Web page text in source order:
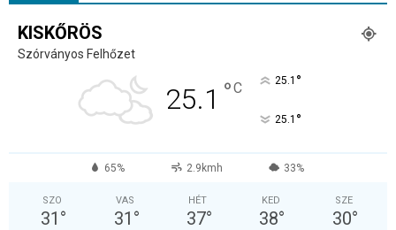
KISKŐRÖS
Szórványos Felhőzet
25.1 °C 25.1 °
25.1 °
65% 2.9kmh 33%
SZO
31 °
VAS
31 °
HÉT
37°
KED
38°
SZE
30°